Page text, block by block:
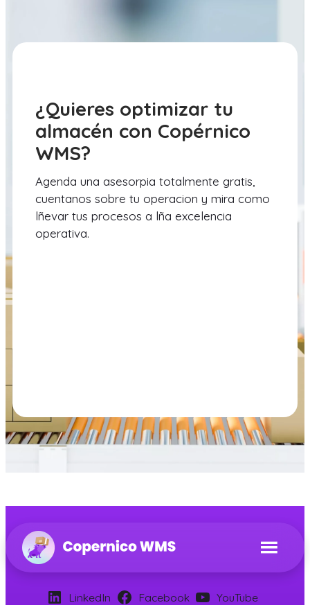
¿Quieres optimizar tu
almacén con Copérnico
WMS?
Agenda una asesorpia totalmente gratis,
cuentanos sobre tu operacion y mira como
lñevar tus procesos a lña excelencia
operativa.
LinkedIn Facebook YouTube